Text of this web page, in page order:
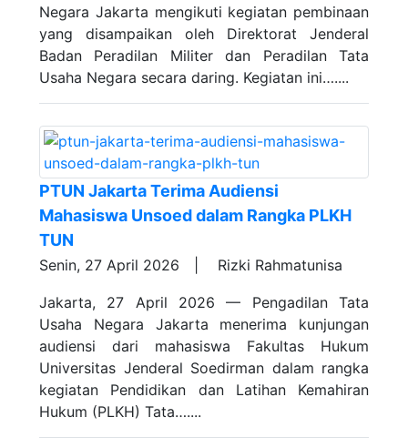
Negara Jakarta mengikuti kegiatan pembinaan
yang disampaikan oleh Direktorat Jenderal
Badan Peradilan Militer dan Peradilan Tata
Usaha Negara secara daring. Kegiatan ini…....
PTUN Jakarta Terima Audiensi
Mahasiswa Unsoed dalam Rangka PLKH
TUN
Senin, 27 April 2026 | Rizki Rahmatunisa
Jakarta, 27 April 2026 — Pengadilan Tata
Usaha Negara Jakarta menerima kunjungan
audiensi dari mahasiswa Fakultas Hukum
Universitas Jenderal Soedirman dalam rangka
kegiatan Pendidikan dan Latihan Kemahiran
Hukum (PLKH) Tata…....